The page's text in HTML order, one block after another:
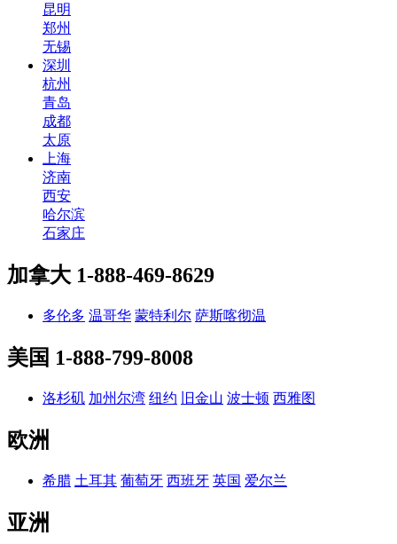
昆明
郑州
无锡
深圳
杭州
青岛
成都
太原
上海
济南
西安
哈尔滨
石家庄
加拿大 1-888-469-8629
多伦多 温哥华 蒙特利尔 萨斯喀彻温
美国 1-888-799-8008
洛杉矶 加州尔湾 纽约 旧金山 波士顿 西雅图
欧洲
希腊 土耳其 葡萄牙 西班牙 英国 爱尔兰
亚洲